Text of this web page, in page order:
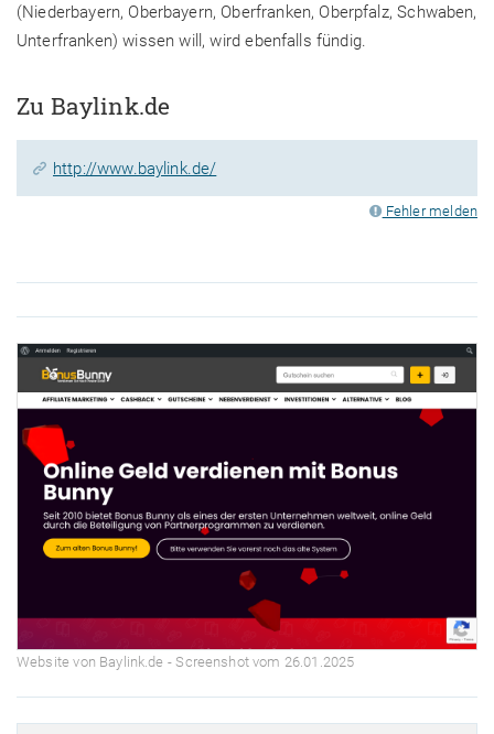
(Niederbayern, Oberbayern, Oberfranken, Oberpfalz, Schwaben,
Unterfranken) wissen will, wird ebenfalls fündig.
Zu Baylink.de
http://www.baylink.de/
Fehler melden
Website von Baylink.de - Screenshot vom 26.01.2025